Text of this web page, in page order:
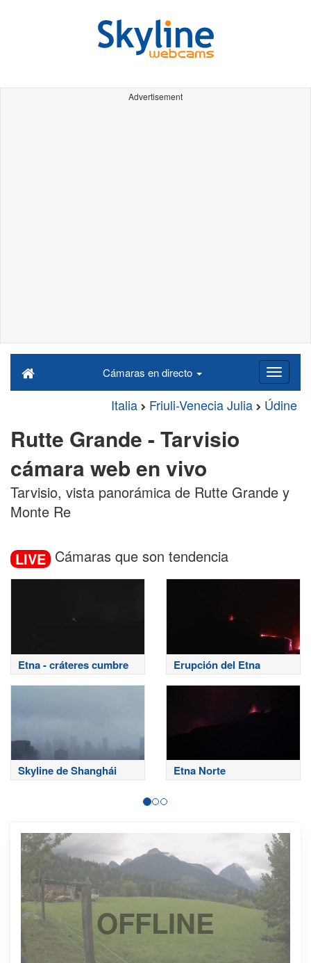
Advertisement
Cámaras en directo
Italia Friuli-Venecia Julia Údine
Rutte Grande - Tarvisio
cámara web en vivo
Tarvisio, vista panorámica de Rutte Grande y
Monte Re
LIVE Cámaras que son tendencia
Etna - cráteres cumbre Erupción del Etna
Skyline de Shanghái Etna Norte
OFFLINE